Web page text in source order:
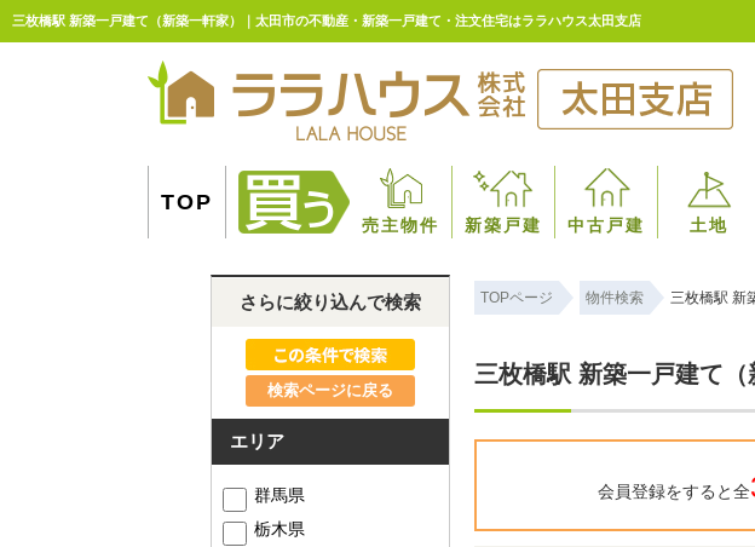
三枚橋駅 新築一戸建て（新築一軒家）｜太田市の不動産・新築一戸建て・注文住宅はララハウス太田支店
TOP
売主物件 新築戸建 中古戸建 土地
TOPページ 物件検索 三枚橋駅 新
三枚橋駅 新築一戸建て
会員登録をすると全
さらに絞り込んで検索
検索ページに戻る
エリア
群馬県
栃木県